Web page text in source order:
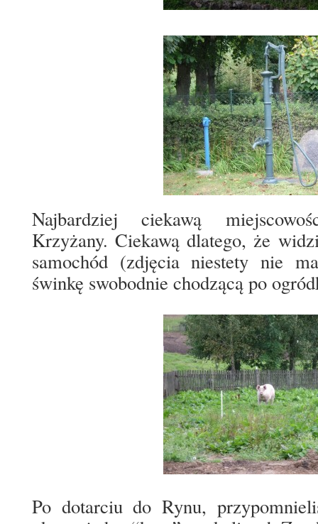
Najbardziej ciekawą
Krzyżany. Ciekawą dlatego, że
samochód (zdjęcia niestety nie
świnkę swobodnie chodzącą po
Po dotarciu do Rynu,